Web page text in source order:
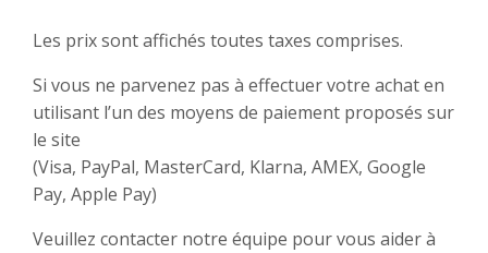
Les prix sont affichés toutes taxes comprises.
Si vous ne parvenez pas à effectuer votre achat en
utilisant l’un des moyens de paiement proposés sur
le site
(Visa, PayPal, MasterCard, Klarna, AMEX, Google
Pay, Apple Pay)
Veuillez contacter notre équipe pour vous aider à